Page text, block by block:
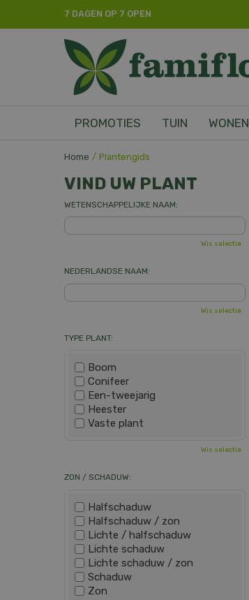
Home Plantengids
7 DAGEN OP 7 OPEN
PROMOTIES TUIN WONEN
VIND UW PLANT
WETENSCHAPPELIJKE NAAM:
Wis selectie
NEDERLANDSE NAAM:
Wis selectie
TYPE PLANT:
Boom
Conifeer
Een-tweejarig
Heester
Vaste plant
Wis selectie
ZON / SCHADUW:
Halfschaduw
Halfschaduw / zon
Lichte / halfschaduw
Lichte schaduw
Lichte schaduw / zon
Schaduw
Zon